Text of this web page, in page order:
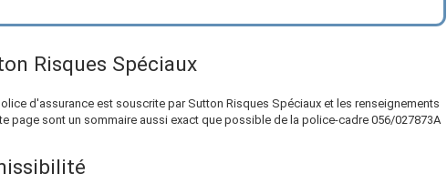
Risques Spéciaux
d'assurance est souscrite par Sutton Risques Spéciauxet les renseignements
page sont un sommaire aussi exact que possible de la police-cadre 056/027873A